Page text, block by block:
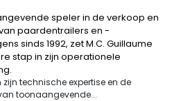
speler in de verkoop en
paardentrailers en -
sinds 1992, zet M.C. Guillaume
stap in zijn operationele
zijn technische expertise en de
toonaangevende...